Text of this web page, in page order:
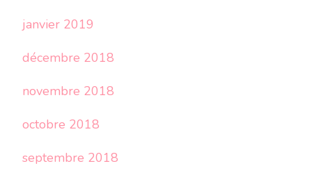
janvier 2019
décembre 2018
novembre 2018
octobre 2018
septembre 2018